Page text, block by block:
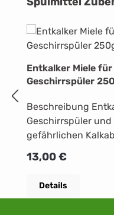
Entkalker Miele
Geschirrspüler
Beschreibung Entkalker 250 g befreit
Geschirrspüler
gefährlichen
schont Heizstäbe,
spezielle Miele
Regulärer Preis:
13,00 €
Details